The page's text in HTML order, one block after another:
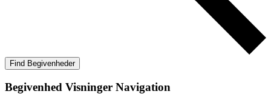
Find Begivenheder
Begivenhed Visninger Navigation